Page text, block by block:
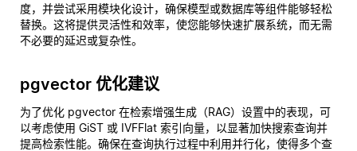
度，并尝试采用模块化设计，确保模型或数据库等组件能够轻松
替换。这将提供灵活性和效率，使您能够快速扩展系统，而无需
不必要的延迟或复杂性。
pgvector 优化建议
为了优化 pgvector 在检索增强生成（RAG）设置中的表现，可
以考虑使用 GiST 或 IVFFlat 索引向量，以显著加快搜索查询并
提高检索性能。确保在查询执行过程中利用并行化，使得多个查